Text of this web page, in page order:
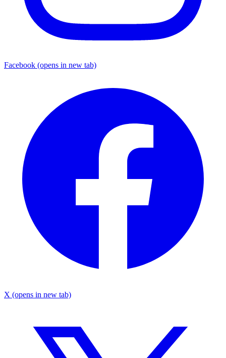
Facebook (opens in new tab)
X (opens in new tab)